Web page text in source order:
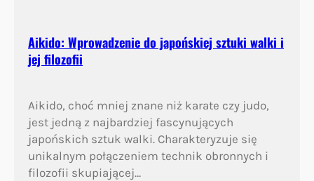
Aikido: Wprowadzenie do japońskiej sztuki walki i
jej filozofii
Aikido, choć mniej znane niż karate czy judo,
jest jedną z najbardziej fascynujących
japońskich sztuk walki. Charakteryzuje się
unikalnym połączeniem technik obronnych i
filozofii skupiającej…